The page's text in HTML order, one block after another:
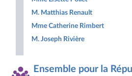
M. Matthias Renault
Mme Catherine Rimbert
M. Joseph Rivière
Ensemble pour la